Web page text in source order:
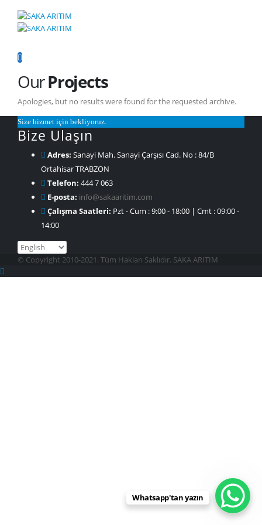
OurProjects
Apologies, but no results were found for the requested archive.
Size hizmet için bekliyoruz.
Bize Ulaşın
Adres: Sanayi Mah. Sanayi Çarşısı Cad. No : 84/B
Ortahisar TRABZON
Telefon: 444 7 063
E-posta: info@sakaaritim.com
Çalışma Saatleri: Pzt - Cum : 9:00 - 18:00 | Cmt : 09:00 -
14:00
Choose
a
© Copyright 2010-2021. Tüm Hakları Saklıdır. SAKA ARITIM
Whatsapp'tan yazın